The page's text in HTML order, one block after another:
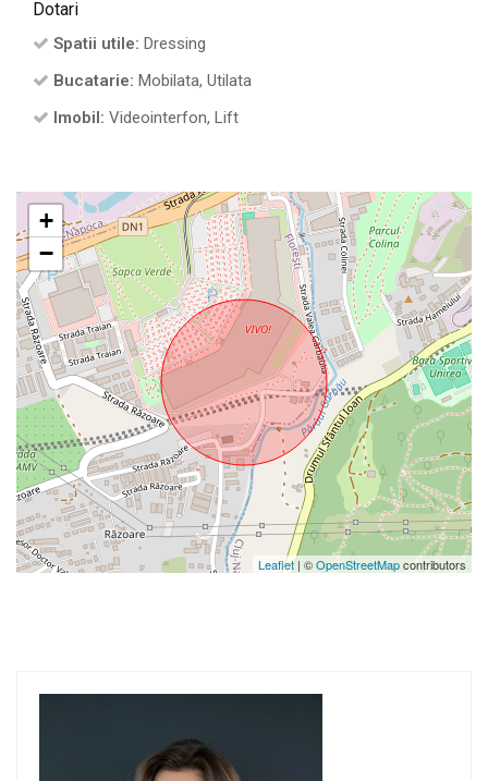
Dotari
Spatii utile: Dressing
Bucatarie: Mobilata, Utilata
Imobil: Videointerfon, Lift
+
−
Leaflet| ©OpenStreetMapcontributors